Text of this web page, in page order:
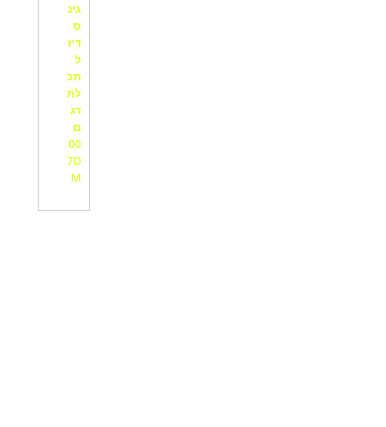
גינ
ס
דיז
ל
תכ
לת
דג
ם
00
7D
M